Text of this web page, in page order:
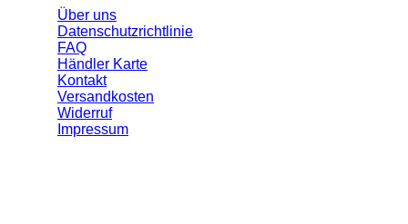
Über uns
Datenschutzrichtlinie
FAQ
Händler Karte
Kontakt
Versandkosten
Widerruf
Impressum